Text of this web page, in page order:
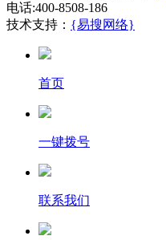
电话:400-8508-186
技术支持： {易搜网络}
首页
一键拨号
联系我们